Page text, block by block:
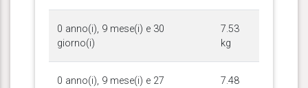
0 anno(i), 9 mese(i) e 30
giorno(i)
7.53
kg
0 anno(i), 9 mese(i) e 27
7.48